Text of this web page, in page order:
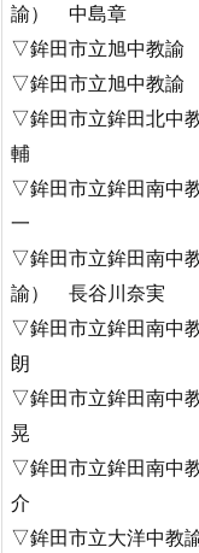
諭） 中島章
▽鉾田市立旭中教諭
▽鉾田市立旭中教諭
▽鉾田市立鉾田北中
輔
▽鉾田市立鉾田南中
一
▽鉾田市立鉾田南中
諭） 長谷川奈実
▽鉾田市立鉾田南中
朗
▽鉾田市立鉾田南中
晃
▽鉾田市立鉾田南中
介
▽鉾田市立大洋中教